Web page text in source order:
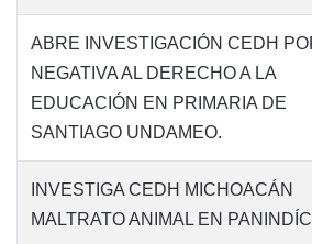
ABRE INVESTIGACIÓN CEDH
NEGATIVA AL DERECHO A LA
EDUCACIÓN EN PRIMARIA DE
SANTIAGO UNDAMEO.
INVESTIGA CEDH MICHOACÁN
MALTRATO ANIMAL EN